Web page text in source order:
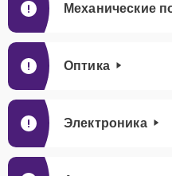
Механические
Оптика
Электроника